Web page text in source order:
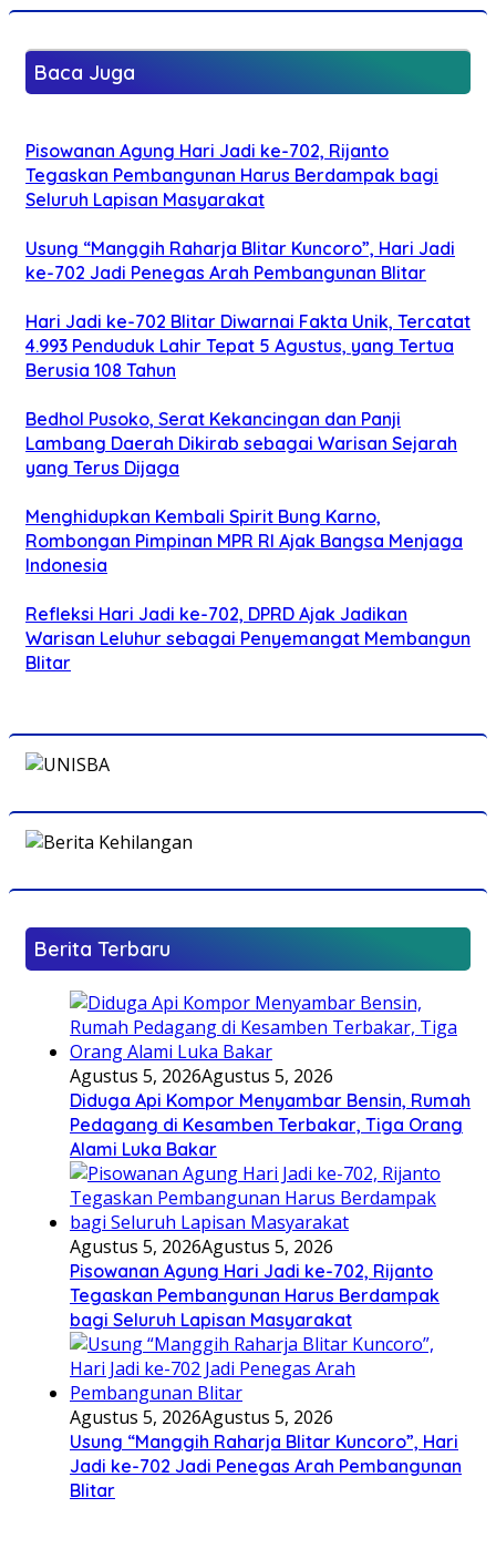
Baca Juga
Pisowanan Agung Hari Jadi ke-702, Rijanto
Tegaskan Pembangunan Harus Berdampak bagi
Seluruh Lapisan Masyarakat
Usung “Manggih Raharja Blitar Kuncoro”, Hari Jadi
ke-702 Jadi Penegas Arah Pembangunan Blitar
Hari Jadi ke-702 Blitar Diwarnai Fakta Unik, Tercatat
4.993 Penduduk Lahir Tepat 5 Agustus, yang Tertua
Berusia 108 Tahun
Bedhol Pusoko, Serat Kekancingan dan Panji
Lambang Daerah Dikirab sebagai Warisan Sejarah
yang Terus Dijaga
Menghidupkan Kembali Spirit Bung Karno,
Rombongan Pimpinan MPR RI Ajak Bangsa Menjaga
Indonesia
Refleksi Hari Jadi ke-702, DPRD Ajak Jadikan
Warisan Leluhur sebagai Penyemangat Membangun
Blitar
Berita Terbaru
Agustus 5, 2026Agustus 5, 2026
Diduga Api Kompor Menyambar Bensin, Rumah
Pedagang di Kesamben Terbakar, Tiga Orang
Alami Luka Bakar
Agustus 5, 2026Agustus 5, 2026
Pisowanan Agung Hari Jadi ke-702, Rijanto
Tegaskan Pembangunan Harus Berdampak
bagi Seluruh Lapisan Masyarakat
Agustus 5, 2026Agustus 5, 2026
Usung “Manggih Raharja Blitar Kuncoro”, Hari
Jadi ke-702 Jadi Penegas Arah Pembangunan
Blitar